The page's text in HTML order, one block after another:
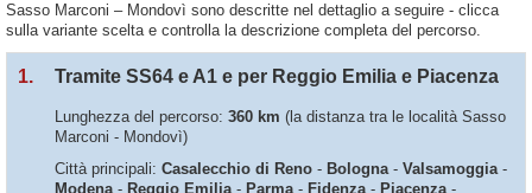
Sasso Marconi – Mondovì sono descritte nel dettaglio a seguire - clicca
sulla variante scelta e controlla la descrizione completa del percorso.
1. Tramite SS64 e A1 e per Reggio Emilia e Piacenza
Lunghezza del percorso: 360 km (la distanza tra le località Sasso
Marconi - Mondovì)
Città principali: Casalecchio di Reno - Bologna- Valsamoggia-
Modena- Reggio Emilia- Parma- Fidenza- Piacenza-